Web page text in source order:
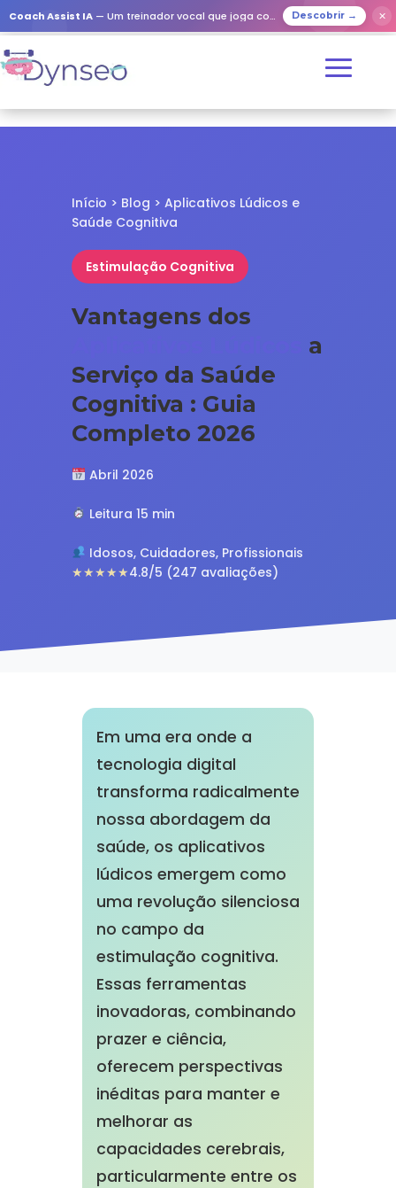
Coach Assist IA — Um treinador vocal que joga com os seus entes queridos Descobrir → ✕
Início > Blog > Aplicativos Lúdicos e
Saúde Cognitiva
Estimulação Cognitiva
Vantagens dos
a
Serviço da Saúde
Cognitiva : Guia
Completo 2026
Abril 2026
Leitura 15 min
Idosos, Cuidadores, Profissionais
★★★★★4.8/5 (247 avaliações)
Em uma era onde a
tecnologia digital
transforma radicalmente
nossa abordagem da
saúde, os aplicativos
lúdicos emergem como
uma revolução silenciosa
no campo da
estimulação cognitiva.
Essas ferramentas
inovadoras, combinando
prazer e ciência,
oferecem perspectivas
inéditas para manter e
melhorar as
capacidades cerebrais,
particularmente entre os